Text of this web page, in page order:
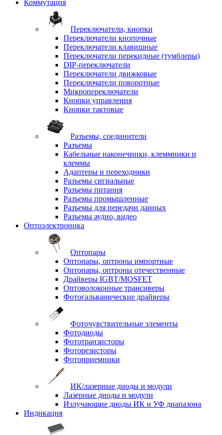
Коммутация
Переключатели, кнопки
Переключатели кнопочные
Переключатели клавишные
Переключатели перекидные (тумблеры)
DIP-переключатели
Переключатели движковые
Переключатели поворотные
Микропереключатели
Кнопки управления
Кнопки тактовые
Разъемы, соединители
Разъемы
Кабельные наконечники, клеммники и
клеммы
Адаптеры и переходники
Разъемы сигнальные
Разъемы питания
Разъемы промышленные
Разъемы для передачи данных
Разъемы аудио, видео
Оптоэлектроника
Оптопары
Оптопары, оптроны импортные
Оптопары, оптроны отечественные
Драйверы IGBT/MOSFET
Оптоволоконные трансиверы
Фотогальванические драйверы
Фоточувствительные элементы
Фотодиоды
Фототранзисторы
Фоторезисторы
Фотоприемники
ИК/лазерные диоды и модули
Лазерные диоды и модули
Излучающие диоды ИК и УФ диапазона
Индикация